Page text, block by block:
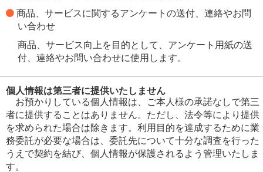
商品、サービスに関するアンケートの送付、連絡やお問
い合わせ
商品、サービス向上を目的として、アンケート用紙の送
付、連絡やお問い合わせに使用します。
個人情報は第三者に提供いたしません
お預かりしている個人情報は、ご本人様の承諾なしで第三
者に提供することはありません。ただし、法令等により提供
を求められた場合は除きます。利用目的を達成するために業
務委託が必要な場合は、委託先について十分な調査を行った
うえで契約を結び、個人情報が保護されるよう管理いたしま
す。